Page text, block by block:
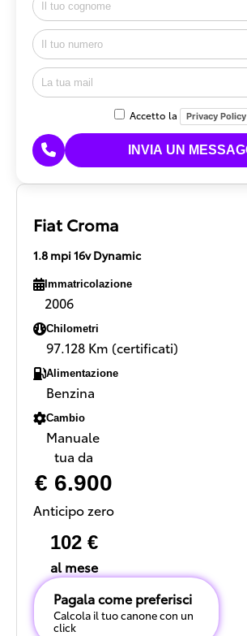
Accetto la Privacy Policy
Fiat Croma
1.8 mpi 16v Dynamic
Immatricolazione
2006
Chilometri
97.128 Km (certificati)
Alimentazione
Benzina
Cambio
Manuale
tua da
€ 6.900
Anticipo zero
102 €
al mese
Pagala come preferisci
Calcola il tuo canone con un
click